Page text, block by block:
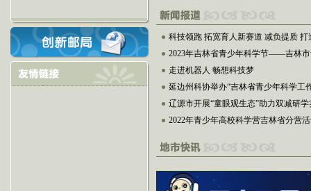
科技领跑 拓宽育人新赛道 减负提质 打
2023年吉林省青少年科学节——吉林
走进机器人 畅想科技梦
延边州科协举办“吉林省青少年科学工
辽源市开展“童眼观生态”助力双减研
2022年青少年高校科学营吉林省分营